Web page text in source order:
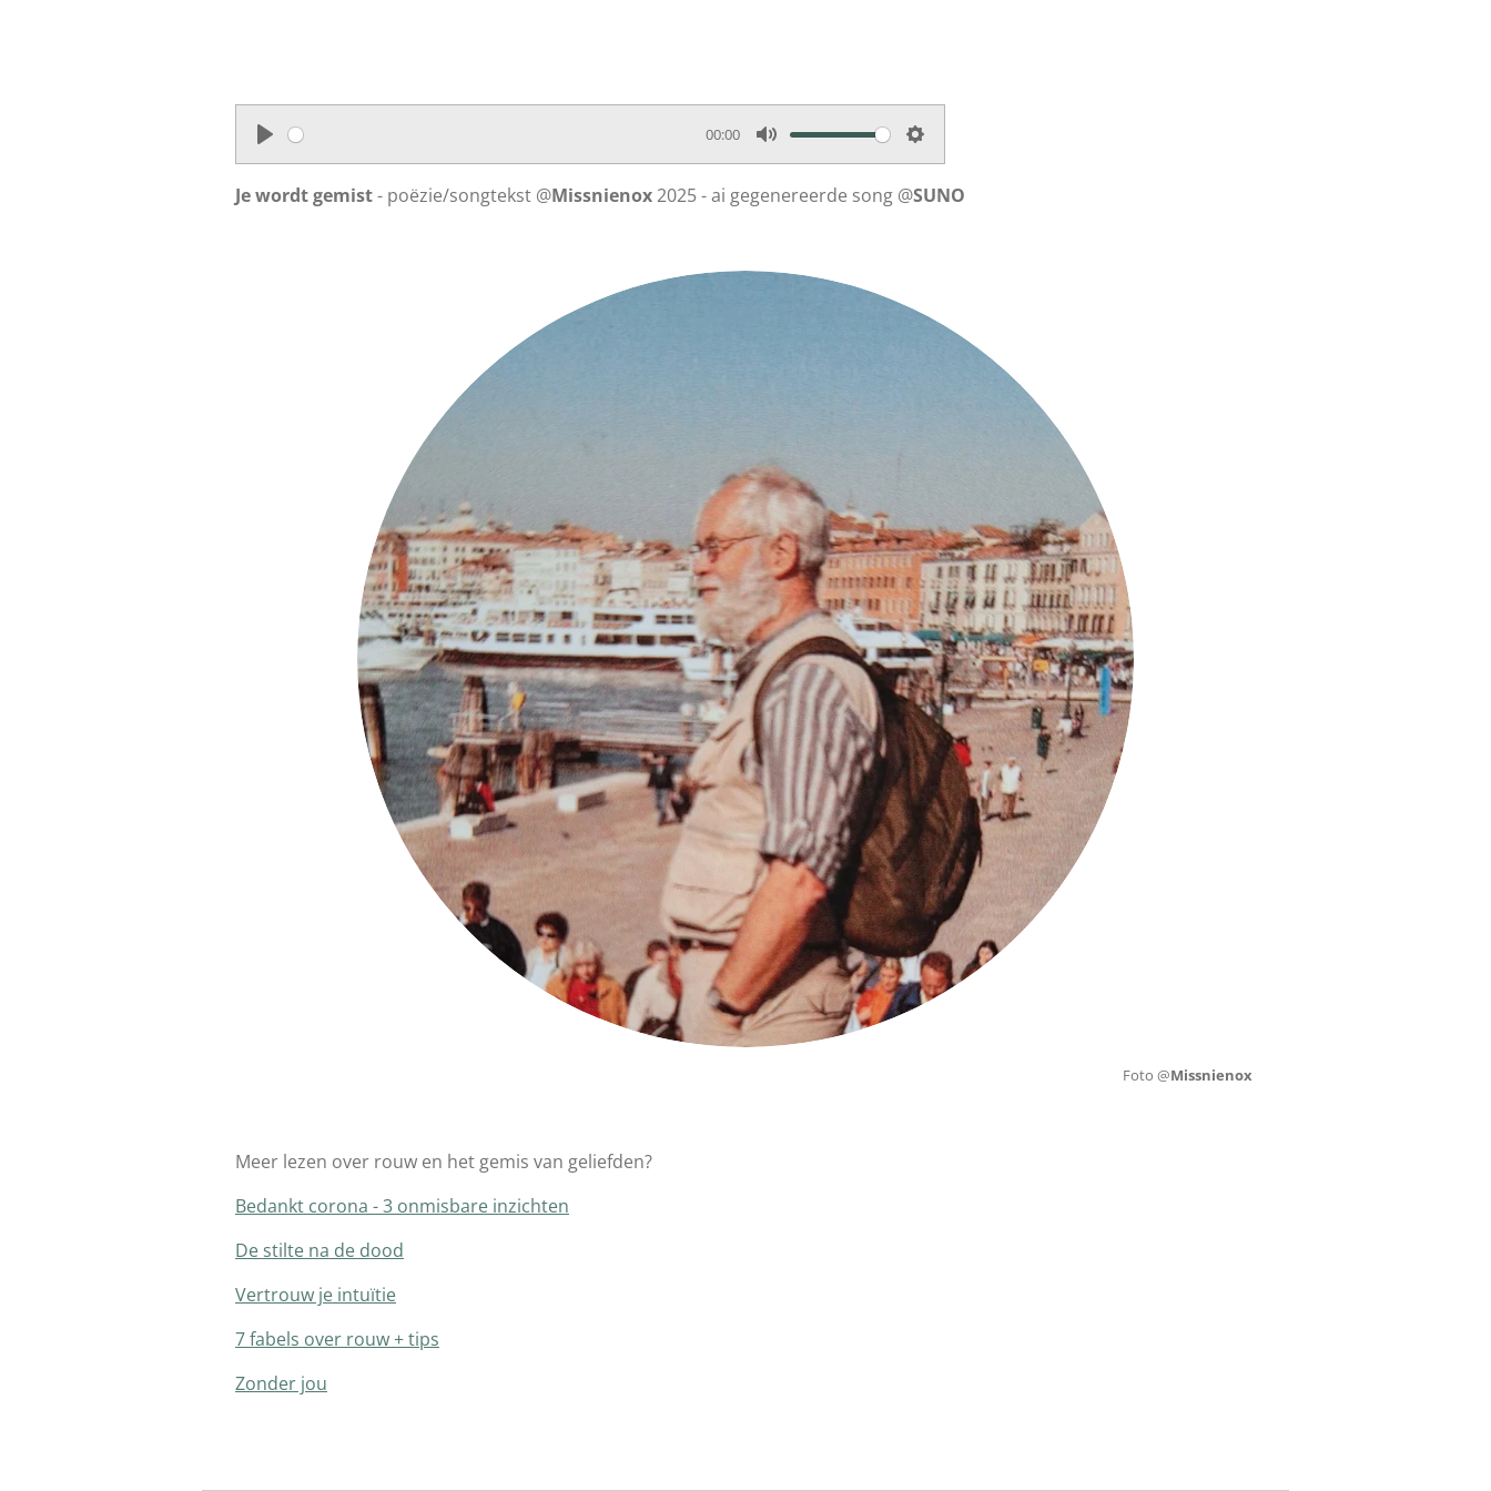
P
l
00:00
M
u
S
e
n
Je wordt gemist- poëzie/songtekst @Missnienox2025 - ai gegenereerde song @SUNO
Foto @Missnienox
Meer lezen over rouw en het gemis van geliefden?
Bedankt corona - 3 onmisbare inzichten
De stilte na de dood
Vertrouw je intuïtie
7 fabels over rouw + tips
Zonder jou